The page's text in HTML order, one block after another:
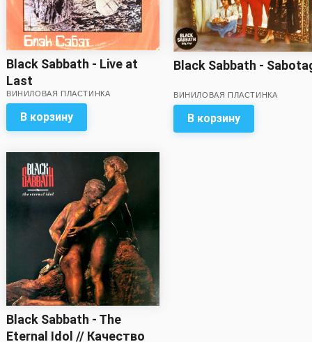
Black Sabbath - Live at
Last
ВИНИЛОВАЯ ПЛАСТИНКА
В корзину
Black Sabbath -
ВИНИЛОВАЯ ПЛАСТИНКА
В корзину
Black Sabbath - The
Eternal Idol // Качество